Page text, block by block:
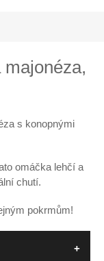
s konopnými
omáčka lehčí a
chutí.
pokrmům!